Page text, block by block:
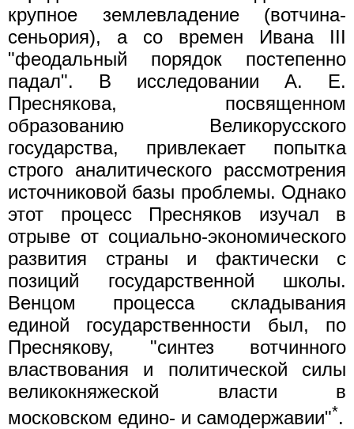
крупное землевладение (вотчина-
сеньория), а со времен Ивана III
"феодальный порядок постепенно
падал". В исследовании А. Е.
Преснякова, посвященном
образованию Великорусского
государства, привлекает попытка
строго аналитического рассмотрения
источниковой базы проблемы. Однако
этот процесс Пресняков изучал в
отрыве от социально-экономического
развития страны и фактически с
позиций государственной школы.
Венцом процесса складывания
единой государственности был, по
Преснякову, "синтез вотчинного
властвования и политической силы
великокняжеской власти в
московском едино- и самодержавии"*.